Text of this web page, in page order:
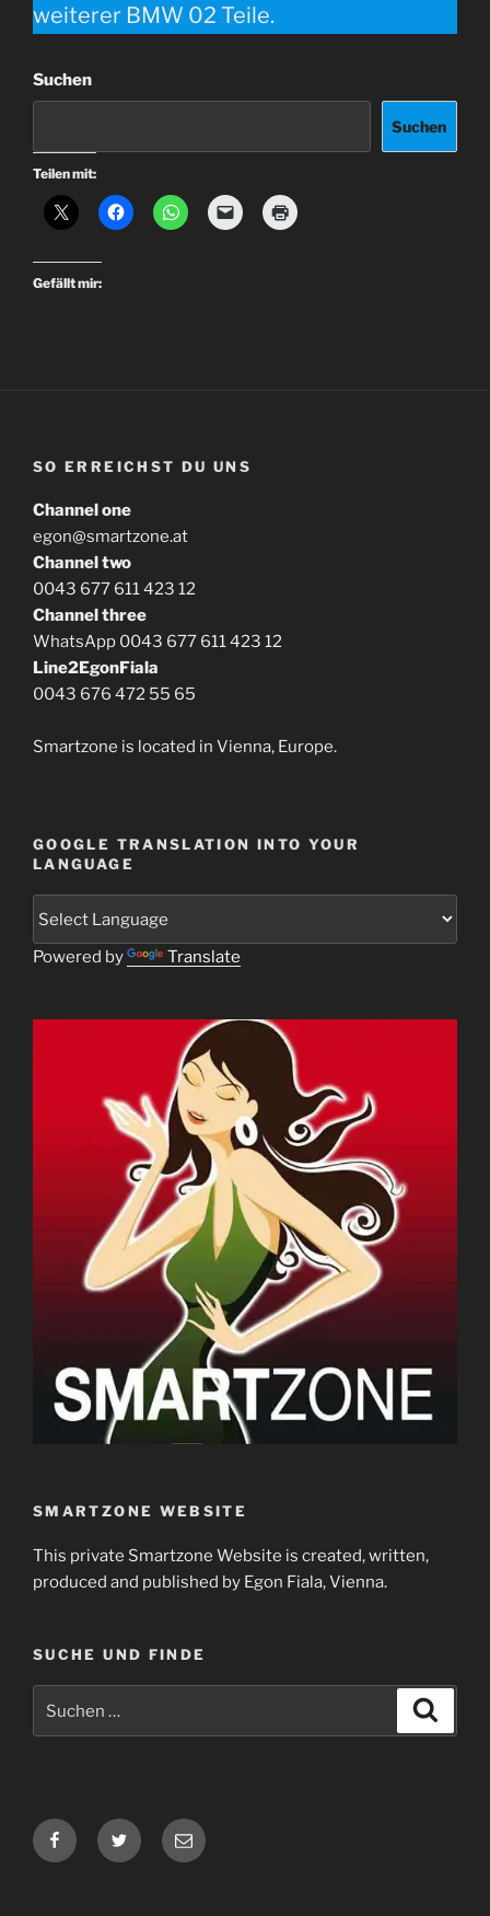
weiterer BMW 02 Teile.
Suchen
Suchen
Teilen mit:
Gefällt mir:
SO ERREICHST DU UNS
Channel one
egon@smartzone.at
Channel two
0043 677 611 423 12
Channel three
WhatsApp 0043 677 611 423 12
Line2EgonFiala
0043 676 472 55 65
Smartzone is located in Vienna, Europe.
GOOGLE TRANSLATION INTO YOUR
LANGUAGE
Powered by Translate
SMARTZONE WEBSITE
This private Smartzone Website is created, written,
produced and published by Egon Fiala, Vienna.
SUCHE UND FINDE
nach:
FacebookTwitter E-
Mail